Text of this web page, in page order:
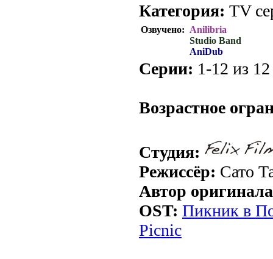
Категория: TV
Озвучено: Anilibria
Studio Band
AniDub
Серии: 1-12 из
Возрастное
Студия:
Режиссёр: Сато
Автор
OST: Пикник в
Picnic